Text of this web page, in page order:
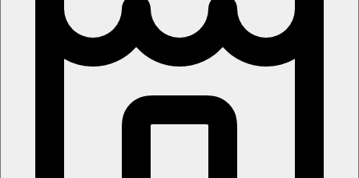
Dětské hřiště.
3 hvězdičky